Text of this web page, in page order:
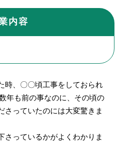
内容
時、〇〇頃工事をしておられ
年も前の事なのに、その頃の
さっていたのには大変驚きま
さっているかがよくわかりま